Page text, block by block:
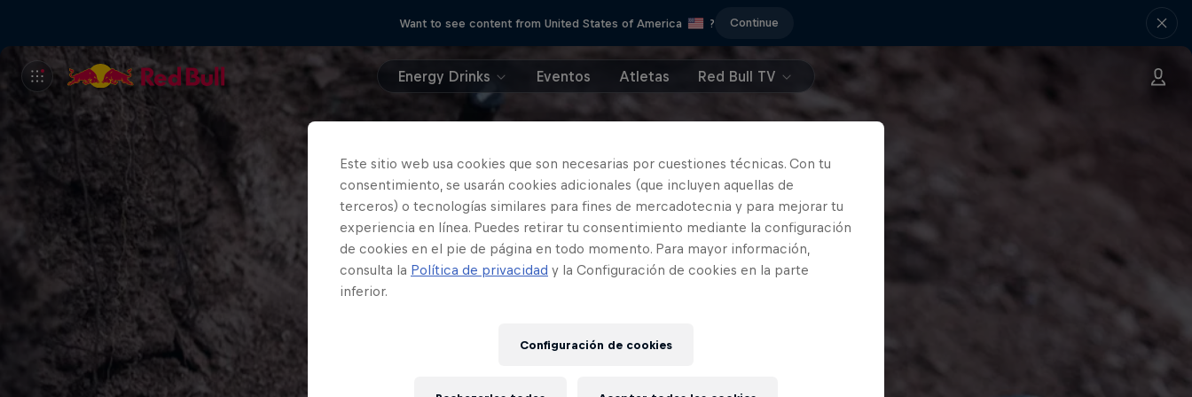
Want to see content from United States of America ? Continue
Energy Drinks Eventos Atletas Red Bull TV
Este sitio web usa cookies que son necesarias por cuestiones técnicas. Con tu
consentimiento, se usarán cookies adicionales (que incluyen aquellas de
terceros) o tecnologías similares para fines de mercadotecnia y para mejorar tu
experiencia en línea. Puedes retirar tu consentimiento mediante la configuración
de cookies en el pie de página en todo momento. Para mayor información,
consulta la Política de privacidad y la Configuración de cookies en la parte
inferior.
Configuración de cookies